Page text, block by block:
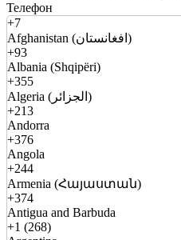
Телефон
+7
Afghanistan (افغانستان)
+93
Albania (Shqipëri)
+355
Algeria (الجزائر)
+213
Andorra
+376
Angola
+244
Armenia (Հայաստան)
+374
Antigua and Barbuda
+1 (268)